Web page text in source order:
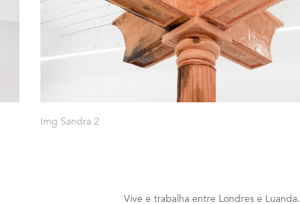
Img Sandra 2
Vive e trabalha entre Londres e Luanda.